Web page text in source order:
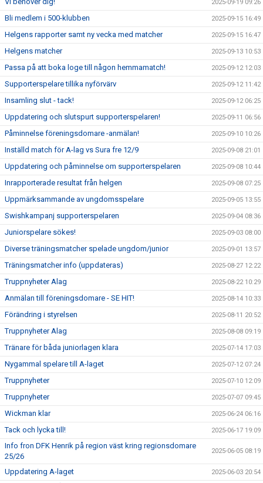
2025-09-19 09:26
Bli medlem i 500-klubben 2025-09-15 16:49
Helgens rapporter samt ny vecka med matcher 2025-09-15 16:47
Helgens matcher 2025-09-13 10:53
Passa på att boka loge till någon hemmamatch! 2025-09-12 12:03
Supporterspelare tillika nyförvärv 2025-09-12 11:42
Insamling slut - tack! 2025-09-12 06:25
Uppdatering och slutspurt supporterspelaren! 2025-09-11 06:56
Påminnelse föreningsdomare -anmälan! 2025-09-10 10:26
Inställd match för A-lag vs Sura fre 12/9 2025-09-08 21:01
Uppdatering och påminnelse om supporterspelaren 2025-09-08 10:44
Inrapporterade resultat från helgen 2025-09-08 07:25
Uppmärksammande av ungdomsspelare 2025-09-05 13:55
Swishkampanj supporterspelaren 2025-09-04 08:36
Juniorspelare sökes! 2025-09-03 08:00
Diverse träningsmatcher spelade ungdom/junior 2025-09-01 13:57
Träningsmatcher info (uppdateras) 2025-08-27 12:22
Truppnyheter Alag 2025-08-22 10:29
Anmälan till föreningsdomare - SE HIT! 2025-08-14 10:33
Förändring i styrelsen 2025-08-11 20:52
Truppnyheter Alag 2025-08-08 09:19
Tränare för båda juniorlagen klara 2025-07-14 17:03
Nygammal spelare till A-laget 2025-07-12 07:24
Truppnyheter 2025-07-10 12:09
Truppnyheter 2025-07-07 09:45
Wickman klar 2025-06-24 06:16
Tack och lycka till! 2025-06-17 19:09
Info fron DFK Henrik på region väst kring regionsdomare
25/26
2025-06-05 08:19
Uppdatering A-laget 2025-06-03 20:54